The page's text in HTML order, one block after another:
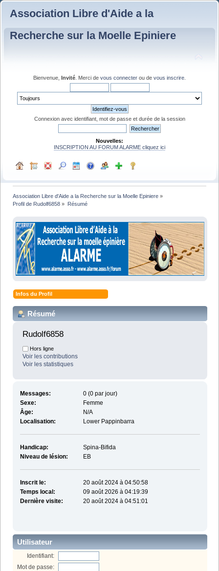
Association Libre d'Aide a la
Recherche sur la Moelle Epiniere
Bienvenue, Invité . Merci de vous connecter ou de vous inscrire
Connexion avec identifiant, mot de passe et durée de la session
Nouvelles:
INSCRIPTION AU FORUM ALARME cliquez ici
Association Libre d'Aide a la Recherche sur la Moelle Epiniere »
Profil de Rudolf6858 » Résumé
Infos du Profil
Résumé
Rudolf6858
Hors ligne
Voir les contributions
Voir les statistiques
Messages:
0 (0 par jour)
Sexe:
Femme
Âge:
N/A
Localisation:
Lower Pappinbarra
Handicap:
Spina-Bifida
Niveau de lésion:
EB
Inscrit le:
20 août 2024 à 04:50:58
Temps local:
09 août 2026 à 04:19:39
Dernière visite:
20 août 2024 à 04:51:01
Utilisateur
Identifiant:
Mot de passe: